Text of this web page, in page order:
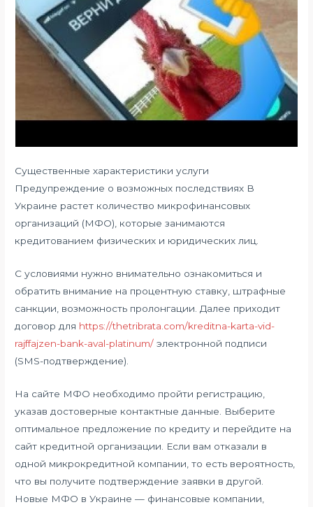
Существенные характеристики услуги
Предупреждение о возможных последствиях В
Украине растет количество микрофинансовых
организаций (МФО), которые занимаются
кредитованием физических и юридических лиц.
С условиями нужно внимательно ознакомиться и
обратить внимание на процентную ставку, штрафные
санкции, возможность пролонгации. Далее приходит
договор для https://thetribrata.com/kreditna-karta-vid-
rajffajzen-bank-aval-platinum/ электронной подписи
(SMS-подтверждение).
На сайте МФО необходимо пройти регистрацию,
указав достоверные контактные данные. Выберите
оптимальное предложение по кредиту и перейдите на
сайт кредитной организации. Если вам отказали в
одной микрокредитной компании, то есть вероятность,
что вы получите подтверждение заявки в другой.
Новые МФО в Украине — финансовые компании,